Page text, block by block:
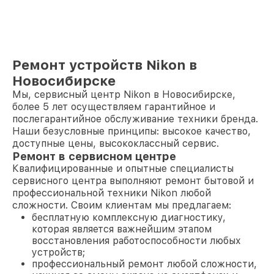
Ремонт устройств Nikon в
Новосибирске
Мы, сервисный центр Nikon в Новосибирске,
более 5 лет осуществляем гарантийное и
послегарантийное обслуживание техники бренда.
Наши безусловные принципы: высокое качество,
доступные цены, высококлассный сервис.
Ремонт в сервисном центре
Квалифицированные и опытные специалисты
сервисного центра выполняют ремонт бытовой и
профессиональной техники Nikon любой
сложности. Своим клиентам мы предлагаем:
бесплатную комплексную диагностику,
которая является важнейшим этапом
восстановления работоспособности любых
устройств;
профессиональный ремонт любой сложности,